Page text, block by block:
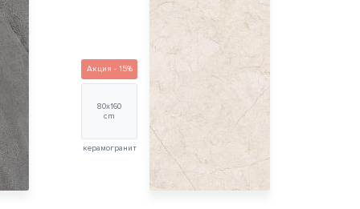
Акция - 15%
80х160
cm
керамогранит